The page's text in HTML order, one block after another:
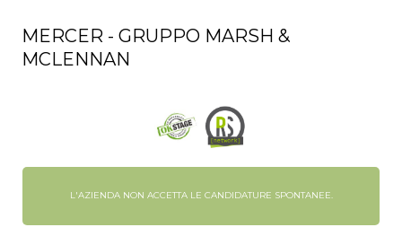
MERCER - GRUPPO MARSH &
MCLENNAN
L'AZIENDA NON ACCETTA LE CANDIDATURE SPONTANEE.